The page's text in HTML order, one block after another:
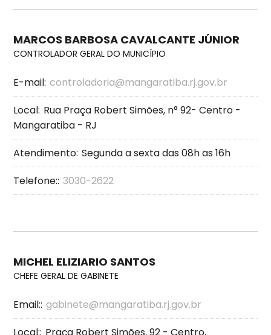
MARCOS BARBOSA CAVALCANTE JÚNIOR
CONTROLADOR GERAL DO MUNICÍPIO
E-mail: controladoria@mangaratiba.rj.gov.br
Local: Rua Praça Robert Simões, n° 92- Centro -
Mangaratiba - RJ
Atendimento: Segunda a sexta das 08h as 16h
Telefone:: 3030-2622
MICHEL ELIZIARIO SANTOS
CHEFE GERAL DE GABINETE
Email:: gabinete@mangaratiba.rj.gov.br